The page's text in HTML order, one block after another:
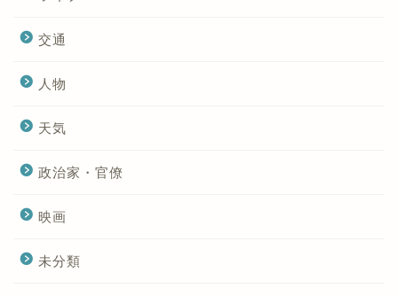
交通
人物
天気
政治家・官僚
映画
未分類